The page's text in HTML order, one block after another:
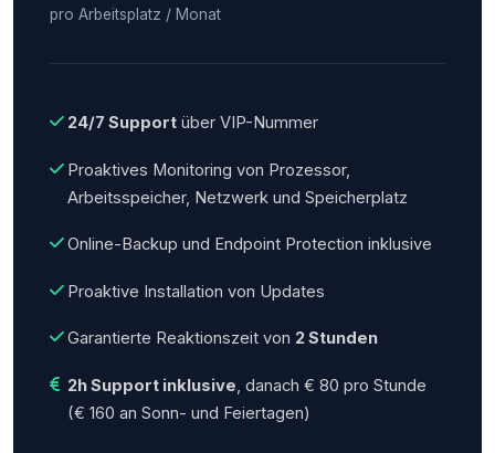
pro Arbeitsplatz / Monat
24/7 Support über VIP-Nummer
Proaktives Monitoring von Prozessor,
Arbeitsspeicher, Netzwerk und Speicherplatz
Online-Backup und Endpoint Protection inklusive
Proaktive Installation von Updates
Garantierte Reaktionszeit von 2 Stunden
2h Support inklusive, danach € 80 pro Stunde
(€ 160 an Sonn- und Feiertagen)